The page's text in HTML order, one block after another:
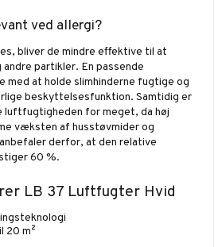
ved allergi?
bliver de mindre effektive til at
partikler. En passende
at holde slimhinderne fugtige og
beskyttelsesfunktion. Samtidig er
for meget, da høj
væksten af husstøvmider og
derfor, at den relative
60 %.
LB 37 Luftfugter Hvid
20 m²